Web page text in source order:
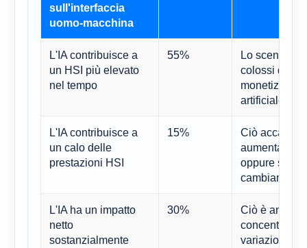
sull'interfaccia
uomo-macchina
L'IA contribuisce a
un HSI più elevato
nel tempo
55%
Lo scenario
colossi delle
monetizzare
artificiale di
L'IA contribuisce a
un calo delle
prestazioni HSI
15%
Ciò accade
aumenta ma
oppure se il
L'IA ha un impatto
netto
sostanzialmente
30%
Ciò è ancora
concentrati e
variazioni